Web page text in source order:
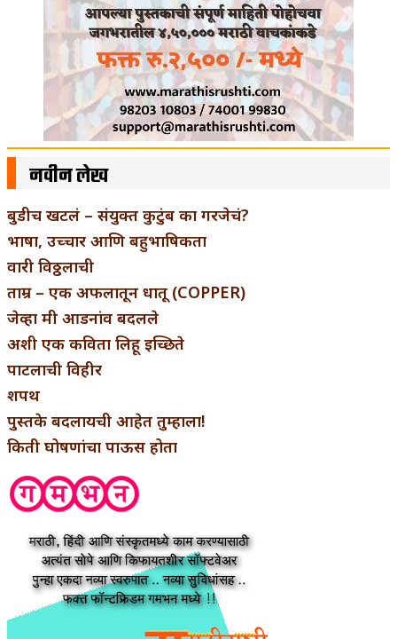
नवीन लेख
बुडीच खटलं – संयुक्त कुटुंब का गरजेचं?
भाषा, उच्चार आणि बहुभाषिकता
वारी विठ्ठलाची
ताम्र – एक अफलातून धातू (COPPER)
जेव्हा मी आडनांव बदलले
अशी एक कविता लिहू इच्छिते
पाटलाची विहीर
शपथ
पुस्तके बदलायची आहेत तुम्हाला!
किती घोषणांचा पाऊस होता